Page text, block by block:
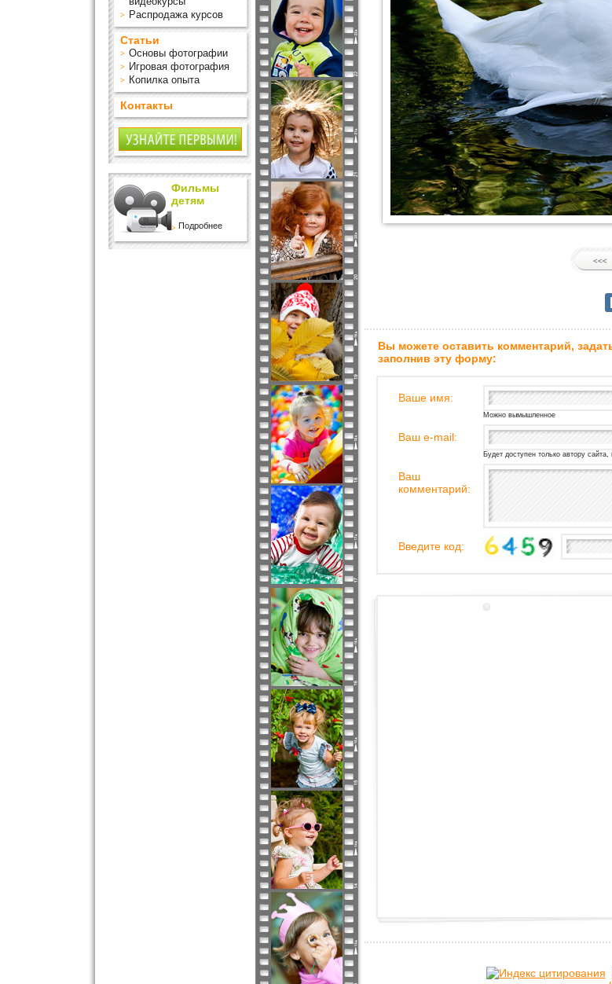
Распродажа курсов
Статьи
Основы фотографии
Игровая фотография
Копилка опыта
Контакты
Фильмы
детям
Подробнее
Вы можете оставить комментарий,
заполнив эту форму:
Ваше имя:
Можно вымышленное
Ваш e-mail:
Будет доступен только автору
Ваш
комментарий:
Введите код: